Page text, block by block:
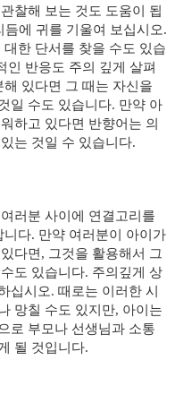
찰해 보는 것도 도움이 됩
에 귀를 기울여 보십시오.
한 단서를 찾을 수도 있습
인 반응도 주의 깊게 살펴
있다면 그 때는 자신을
일 수도 있습니다. 만약 아
하고 있다면 반향어는 의
는 것일 수 있습니다.
러분 사이에 연결고리를
다. 만약 여러분이 아이가
다면, 그것을 활용해서 그
도 있습니다. 주의깊게 상
십시오. 때로는 이러한 시
망칠 수도 있지만, 아이는
로 부모나 선생님과 소통
될 것입니다.